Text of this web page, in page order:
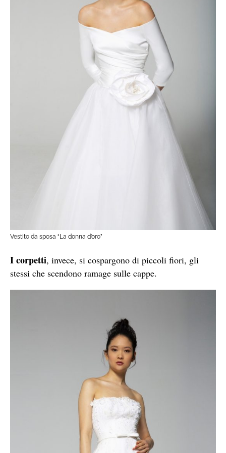
Vestito da sposa “La donna d’oro”
I corpetti, invece, si cospargono di piccoli fiori, gli
stessi che scendono ramage sulle cappe.